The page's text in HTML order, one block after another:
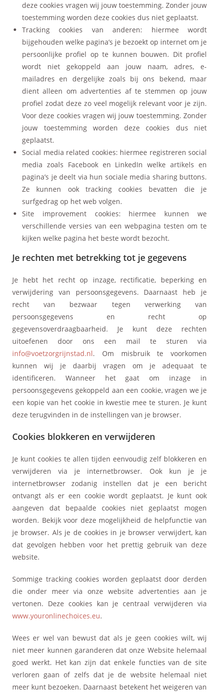
deze cookies vragen wij jouw toestemming. Zonder jouw
toestemming worden deze cookies dus niet geplaatst.
Tracking cookies van anderen: hiermee wordt
bijgehouden welke pagina’s je bezoekt op internet om je
persoonlijke profiel op te kunnen bouwen. Dit profiel
wordt niet gekoppeld aan jouw naam, adres, e-
mailadres en dergelijke zoals bij ons bekend, maar
dient alleen om advertenties af te stemmen op jouw
profiel zodat deze zo veel mogelijk relevant voor je zijn.
Voor deze cookies vragen wij jouw toestemming. Zonder
jouw toestemming worden deze cookies dus niet
geplaatst.
Social media related cookies: hiermee registreren social
media zoals Facebook en LinkedIn welke artikels en
pagina’s je deelt via hun sociale media sharing buttons.
Ze kunnen ook tracking cookies bevatten die je
surfgedrag op het web volgen.
Site improvement cookies: hiermee kunnen we
verschillende versies van een webpagina testen om te
kijken welke pagina het beste wordt bezocht.
Je rechten met betrekking tot je gegevens
Je hebt het recht op inzage, rectificatie, beperking en
verwijdering van persoonsgegevens. Daarnaast heb je
recht van bezwaar tegen verwerking van
persoonsgegevens en recht op
gegevensoverdraagbaarheid. Je kunt deze rechten
uitoefenen door ons een mail te sturen via
info@voetzorgrijnstad.nl. Om misbruik te voorkomen
kunnen wij je daarbij vragen om je adequaat te
identificeren. Wanneer het gaat om inzage in
persoonsgegevens gekoppeld aan een cookie, vragen we je
een kopie van het cookie in kwestie mee te sturen. Je kunt
deze terugvinden in de instellingen van je browser.
Cookies blokkeren en verwijderen
Je kunt cookies te allen tijden eenvoudig zelf blokkeren en
verwijderen via je internetbrowser. Ook kun je je
internetbrowser zodanig instellen dat je een bericht
ontvangt als er een cookie wordt geplaatst. Je kunt ook
aangeven dat bepaalde cookies niet geplaatst mogen
worden. Bekijk voor deze mogelijkheid de helpfunctie van
je browser. Als je de cookies in je browser verwijdert, kan
dat gevolgen hebben voor het prettig gebruik van deze
website.
Sommige tracking cookies worden geplaatst door derden
die onder meer via onze website advertenties aan je
vertonen. Deze cookies kan je centraal verwijderen via
www.youronlinechoices.eu.
Wees er wel van bewust dat als je geen cookies wilt, wij
niet meer kunnen garanderen dat onze Website helemaal
goed werkt. Het kan zijn dat enkele functies van de site
verloren gaan of zelfs dat je de website helemaal niet
meer kunt bezoeken. Daarnaast betekent het weigeren van